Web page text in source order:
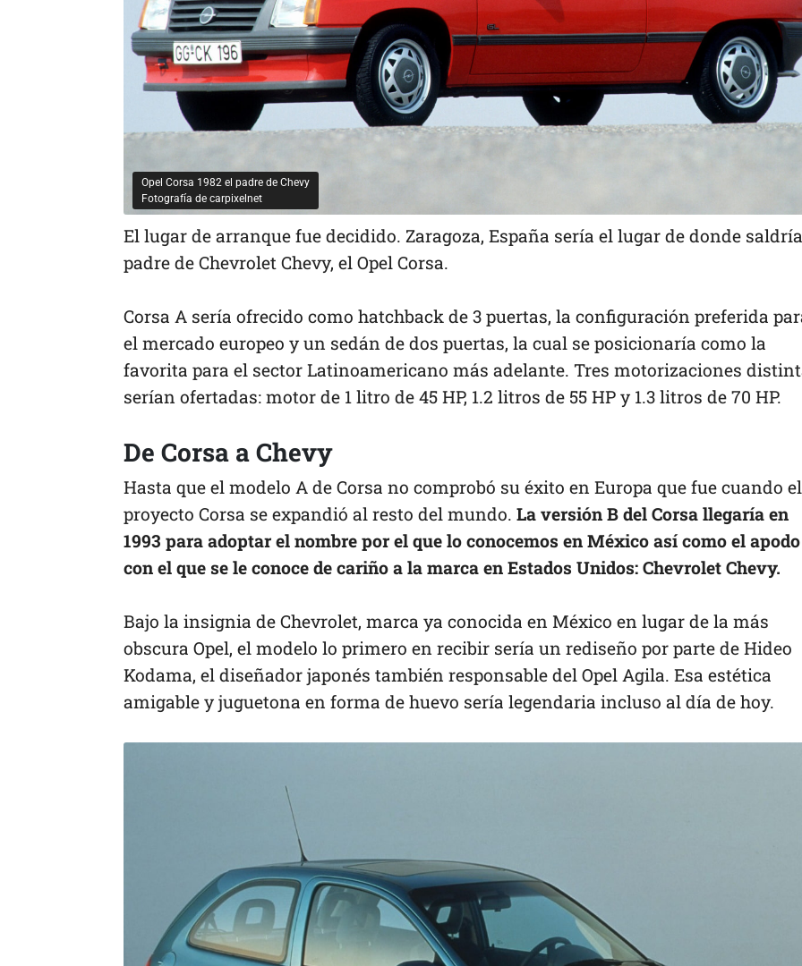
Opel Corsa 1982 el padre de Chevy
Fotografía de carpixelnet
El lugar de arranque fue decidido. Zaragoza, España sería el lugar de donde
padre de Chevrolet Chevy, el Opel Corsa.
Corsa A sería ofrecido como hatchback de 3 puertas, la configuración preferida
el mercado europeo y un sedán de dos puertas, la cual se posicionaría como la
favorita para el sector Latinoamericano más adelante. Tres motorizaciones
serían ofertadas: motor de 1 litro de 45 HP, 1.2 litros de 55 HP y 1.3 litros de 70 HP.
De Corsa a Chevy
Hasta que el modelo A de Corsa no comprobó su éxito en Europa que fue cuando el
proyecto Corsa se expandió al resto del mundo. La versión B del Corsa llegaría en
1993 para adoptar el nombre por el que lo conocemos en México así como el apodo
con el que se le conoce de cariño a la marca en Estados Unidos: Chevrolet Chevy.
Bajo la insignia de Chevrolet, marca ya conocida en México en lugar de la más
obscura Opel, el modelo lo primero en recibir sería un rediseño por parte de Hideo
Kodama, el diseñador japonés también responsable del Opel Agila. Esa estética
amigable y juguetona en forma de huevo sería legendaria incluso al día de hoy.